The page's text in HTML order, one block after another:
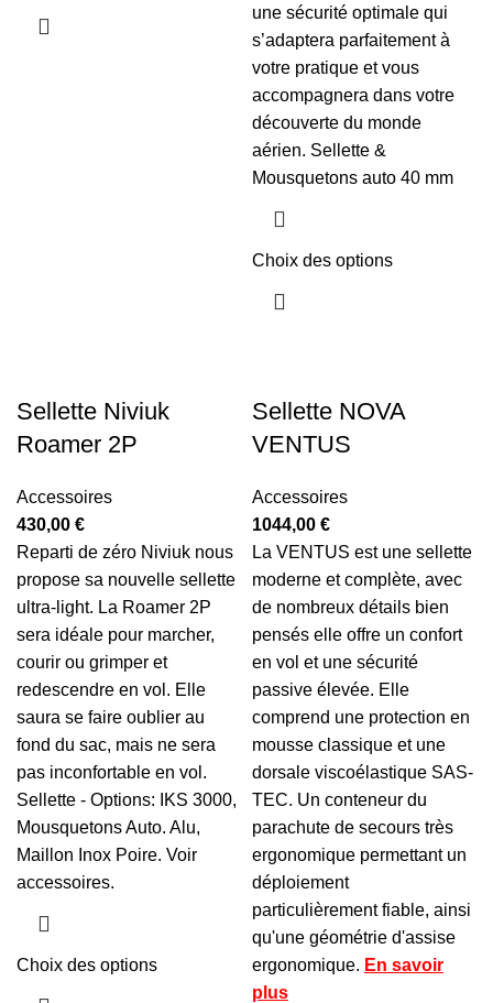
une sécurité optimale qui
s’adaptera parfaitement à
votre pratique et vous
accompagnera dans votre
découverte du monde
aérien. Sellette &
Mousquetons auto 40 mm
Choix des options
Sellette Niviuk
Roamer 2P
Accessoires
430,00 €
Reparti de zéro Niviuk nous
propose sa nouvelle sellette
ultra-light. La Roamer 2P
sera idéale pour marcher,
courir ou grimper et
redescendre en vol. Elle
saura se faire oublier au
fond du sac, mais ne sera
pas inconfortable en vol.
Sellette - Options: IKS 3000,
Mousquetons Auto. Alu,
Maillon Inox Poire. Voir
accessoires.
Choix des options
Sellette NOVA
VENTUS
Accessoires
1044,00 €
La VENTUS est une sellette
moderne et complète, avec
de nombreux détails bien
pensés elle offre un confort
en vol et une sécurité
passive élevée. Elle
comprend une protection en
mousse classique et une
dorsale viscoélastique SAS-
TEC. Un conteneur du
parachute de secours très
ergonomique permettant un
déploiement
particulièrement fiable, ainsi
qu'une géométrie d'assise
ergonomique. En savoir
plus